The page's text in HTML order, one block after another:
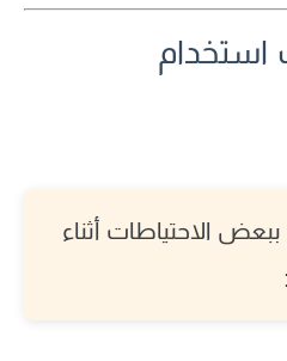
استخدام
الاحتياطات أثناء